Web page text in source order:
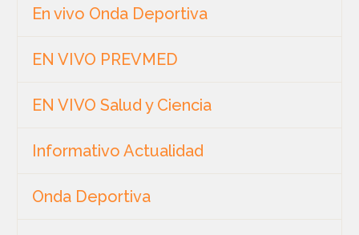
En vivo Onda Deportiva
EN VIVO PREVMED
EN VIVO Salud y Ciencia
Informativo Actualidad
Onda Deportiva